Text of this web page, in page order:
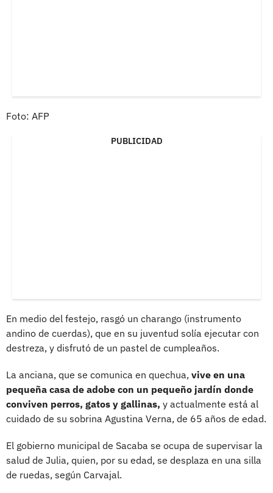
Foto: AFP
PUBLICIDAD
En medio del festejo, rasgó un charango (instrumento
andino de cuerdas), que en su juventud solía ejecutar con
destreza, y disfrutó de un pastel de cumpleaños.
La anciana, que se comunica en quechua, vive en una
pequeña casa de adobe con un pequeño jardín donde
conviven perros, gatos y gallinas, y actualmente está al
cuidado de su sobrina Agustina Verna, de 65 años de edad.
El gobierno municipal de Sacaba se ocupa de supervisar la
salud de Julia, quien, por su edad, se desplaza en una silla
de ruedas, según Carvajal.